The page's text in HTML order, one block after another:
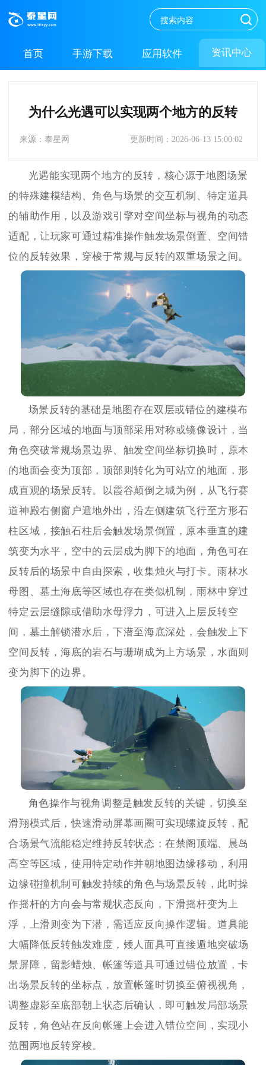
首页 手游下载 应用软件 资讯中心
为什么光遇可以实现两个地方的反转
来源：泰星网 更新时间：2026-06-13 15:00:02
光遇能实现两个地方的反转，核心源于地图场景
的特殊建模结构、角色与场景的交互机制、特定道具
的辅助作用，以及游戏引擎对空间坐标与视角的动态
适配，让玩家可通过精准操作触发场景倒置、空间错
位的反转效果，穿梭于常规与反转的双重场景之间。
场景反转的基础是地图存在双层或错位的建模布
局，部分区域的地面与顶部采用对称或镜像设计，当
角色突破常规场景边界、触发空间坐标切换时，原本
的地面会变为顶部，顶部则转化为可站立的地面，形
成直观的场景反转。以霞谷颠倒之城为例，从飞行赛
道神殿右侧窗户遁地外出，沿左侧建筑飞行至方形石
柱区域，接触石柱后会触发场景倒置，原本垂直的建
筑变为水平，空中的云层成为脚下的地面，角色可在
反转后的场景中自由探索，收集烛火与打卡。雨林水
母图、墓土海底等区域也存在类似机制，雨林中穿过
特定云层缝隙或借助水母浮力，可进入上层反转空
间，墓土解锁潜水后，下潜至海底深处，会触发上下
空间反转，海底的岩石与珊瑚成为上方场景，水面则
变为脚下的边界。
角色操作与视角调整是触发反转的关键，切换至
滑翔模式后，快速滑动屏幕画圈可实现螺旋反转，配
合场景气流能稳定维持反转状态；在禁阁顶端、晨岛
高空等区域，使用特定动作并朝地图边缘移动，利用
边缘碰撞机制可触发持续的角色与场景反转，此时操
作摇杆的方向会与常规状态反向，下滑摇杆变为上
浮，上滑则变为下潜，需适应反向操作逻辑。道具能
大幅降低反转触发难度，矮人面具可直接遁地突破场
景屏障，留影蜡烛、帐篷等道具可通过错位放置，卡
出场景反转的坐标点，放置帐篷时切换至俯视视角，
调整虚影至底部朝上状态后确认，即可触发局部场景
反转，角色站在反向帐篷上会进入错位空间，实现小
范围两地反转穿梭。